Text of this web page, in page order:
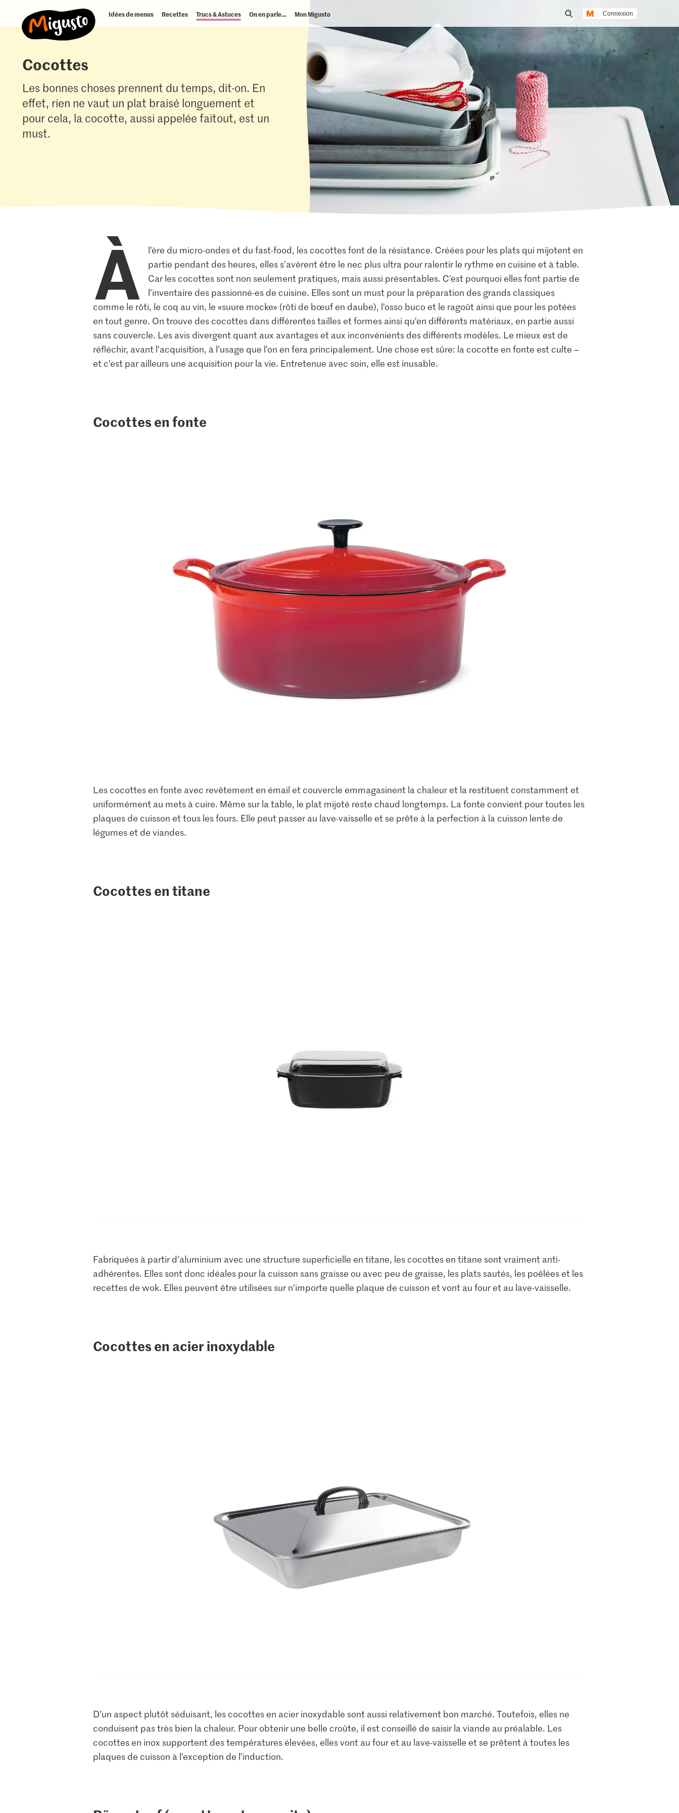
Idées de menus Recettes Trucs & Astuces On en parle… Mon Migusto
Lancer une recherche
Connexion
Cocottes
Les bonnes choses prennent du temps, dit-on. En
effet, rien ne vaut un plat braisé longuement et
pour cela, la cocotte, aussi appelée faitout, est un
must.
À
l’ère du micro-ondes et du fast-food, les cocottes font de la résistance. Créées pour les plats qui mijotent en
partie pendant des heures, elles s’avèrent être le nec plus ultra pour ralentir le rythme en cuisine et à table.
Car les cocottes sont non seulement pratiques, mais aussi présentables. C’est pourquoi elles font partie de
l’inventaire des passionné-es de cuisine. Elles sont un must pour la préparation des grands classiques
comme le rôti, le coq au vin, le «suure mocke» (rôti de bœuf en daube), l’osso buco et le ragoût ainsi que pour les potées
en tout genre. On trouve des cocottes dans différentes tailles et formes ainsi qu’en différents matériaux, en partie aussi
sans couvercle. Les avis divergent quant aux avantages et aux inconvénients des différents modèles. Le mieux est de
réfléchir, avant l’acquisition, à l’usage que l’on en fera principalement. Une chose est sûre: la cocotte en fonte est culte –
et c’est par ailleurs une acquisition pour la vie. Entretenue avec soin, elle est inusable.
Cocottes en fonte
Les cocottes en fonte avec revêtement en émail et couvercle emmagasinent la chaleur et la restituent constamment et
uniformément au mets à cuire. Même sur la table, le plat mijoté reste chaud longtemps. La fonte convient pour toutes les
plaques de cuisson et tous les fours. Elle peut passer au lave-vaisselle et se prête à la perfection à la cuisson lente de
légumes et de viandes.
Cocottes en titane
Fabriquées à partir d’aluminium avec une structure superficielle en titane, les cocottes en titane sont vraiment anti-
adhérentes. Elles sont donc idéales pour la cuisson sans graisse ou avec peu de graisse, les plats sautés, les poêlées et les
recettes de wok. Elles peuvent être utilisées sur n’importe quelle plaque de cuisson et vont au four et au lave-vaisselle.
Cocottes en acier inoxydable
D’un aspect plutôt séduisant, les cocottes en acier inoxydable sont aussi relativement bon marché. Toutefois, elles ne
conduisent pas très bien la chaleur. Pour obtenir une belle croûte, il est conseillé de saisir la viande au préalable. Les
cocottes en inox supportent des températures élevées, elles vont au four et au lave-vaisselle et se prêtent à toutes les
plaques de cuisson à l’exception de l’induction.